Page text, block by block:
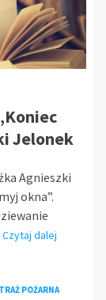
Jelonek
Agnieszki
okna”.
Czytaj dalej
POŻARNA